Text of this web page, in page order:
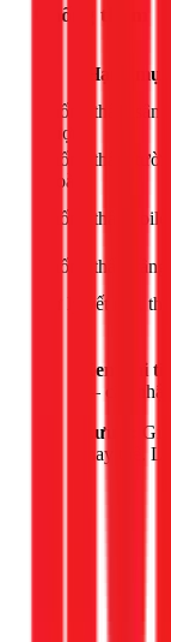
Chống thấm
Hạng mục
Chống thấm sân
thượng
Chống thấm tường
ngoài
Chống thấm
Chống thấm tầng
Xử lý vết nứt,
Xem chi
— cập
Lưu ý:
thay thế.